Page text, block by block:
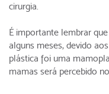
cirurgia.
É importante lembrar
alguns meses, devido
plástica foi uma
mamas será percebido